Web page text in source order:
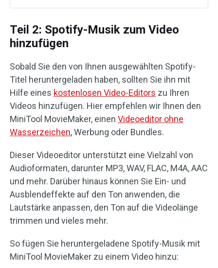
Teil 2: Spotify-Musik zum Video
hinzufügen
Sobald Sie den von Ihnen ausgewählten Spotify-
Titel heruntergeladen haben, sollten Sie ihn mit
Hilfe eines kostenlosen Video-Editors zu Ihren
Videos hinzufügen. Hier empfehlen wir Ihnen den
MiniTool MovieMaker, einen Videoeditor ohne
Wasserzeichen, Werbung oder Bundles.
Dieser Videoeditor unterstützt eine Vielzahl von
Audioformaten, darunter MP3, WAV, FLAC, M4A, AAC
und mehr. Darüber hinaus können Sie Ein- und
Ausblendeffekte auf den Ton anwenden, die
Lautstärke anpassen, den Ton auf die Videolänge
trimmen und vieles mehr.
So fügen Sie heruntergeladene Spotify-Musik mit
MiniTool MovieMaker zu einem Video hinzu: